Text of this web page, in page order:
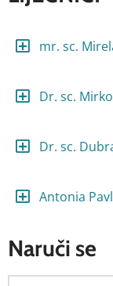
mr. sc.
Dr. sc.
Dr. sc.
Antonia
Naruči se